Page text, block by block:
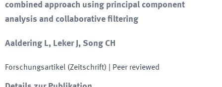
combined approach using principal component
analysis and collaborative filtering
Aaldering L, Leker J, Song CH
Forschungsartikel (Zeitschrift) | Peer reviewed